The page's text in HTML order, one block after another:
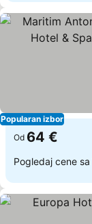
Popularan izbor
Od 64 €
Pogledaj cene sa